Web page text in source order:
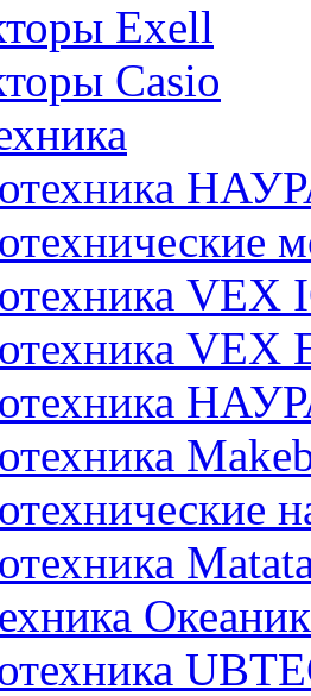
Exell
Casio
VEX
VEX